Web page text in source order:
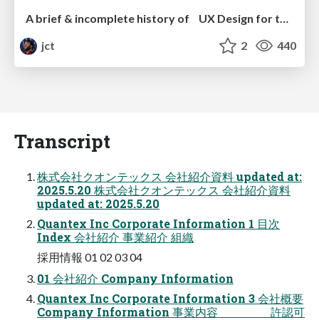
A brief & incomplete history of UX Design for the World Wide Web: 1989–2019
jct
2 440
Transcript
株式会社クオンテックス 会社紹介資料 updated at:
2025.5.20 株式会社クオンテックス 会社紹介資料
updated at: 2025.5.20
Quantex Inc Corporate Information 1 目次
Index 会社紹介 事業紹介 組織
採用情報 01 02 03 04
01 会社紹介 Company Information
Quantex Inc Corporate Information 3 会社概要
Company Information 事業内容 許認可